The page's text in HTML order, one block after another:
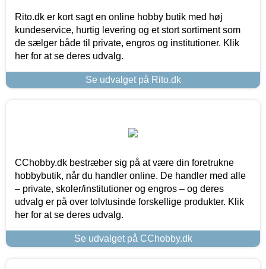
Rito.dk er kort sagt en online hobby butik med høj
kundeservice, hurtig levering og et stort sortiment som
de sælger både til private, engros og institutioner. Klik
her for at se deres udvalg.
Se udvalget på Rito.dk
CChobby.dk bestræber sig på at være din foretrukne
hobbybutik, når du handler online. De handler med alle
– private, skoler/institutioner og engros – og deres
udvalg er på over tolvtusinde forskellige produkter. Klik
her for at se deres udvalg.
Se udvalget på CChobby.dk